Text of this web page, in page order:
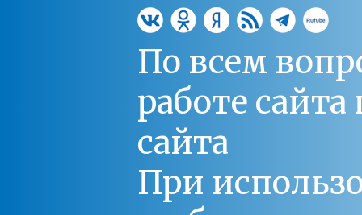
По всем
работе
сайта
При